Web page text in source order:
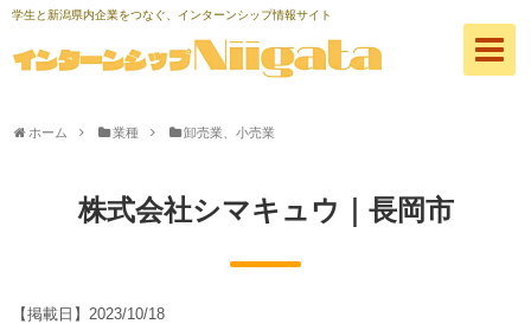
学生と新潟県内企業をつなぐ、インターンシップ情報サイト
ホーム 業種 卸売業、小売業
株式会社シマキュウ｜長岡市
【掲載日】 2023/10/18